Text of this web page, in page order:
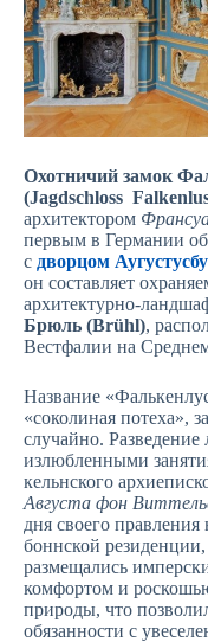
Охотничий замок
(Jagdschloss
архитектором
первым в Германии
с дворцом
он составляет
архитектурно-
Брюль (Brühl),
Вестфалии на
Название
«соколиная потеха»,
случайно.
излюбленными
кельнского
Августа фон
дня своего
боннской
размещались
комфортом и
природы, что
обязанности с